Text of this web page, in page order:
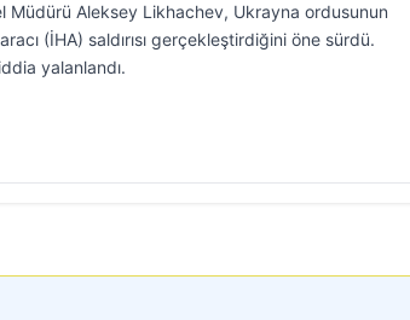
Müdürü Aleksey Likhachev, Ukrayna ordusunun
(İHA) saldırısı gerçekleştirdiğini öne sürdü.
yalanlandı.